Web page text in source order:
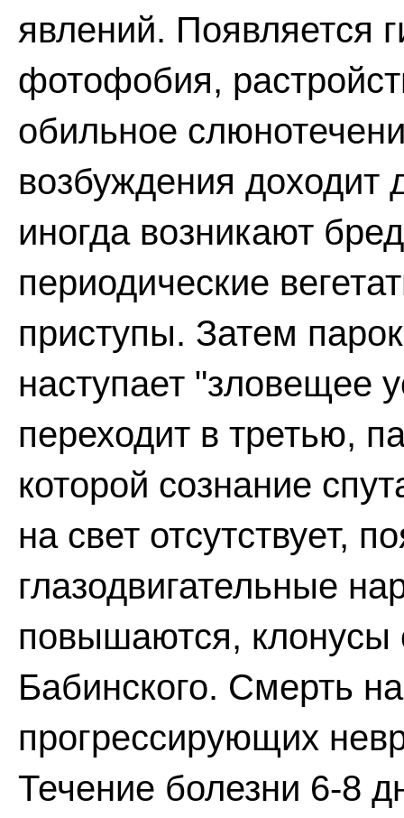
явлений. Появляется
фотофобия,
обильное
возбуждения доходит
иногда возникают
периодические
приступы. Затем
наступает "зловещее
переходит в третью,
которой сознание
на свет отсутствует,
глазодвигательные
повышаются, клонусы
Бабинского. Смерть
прогрессирующих
Течение болезни 6-8